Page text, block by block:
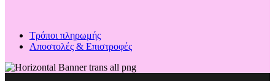
Τρόποι πληρωμής
Αποστολές & Επιστροφές